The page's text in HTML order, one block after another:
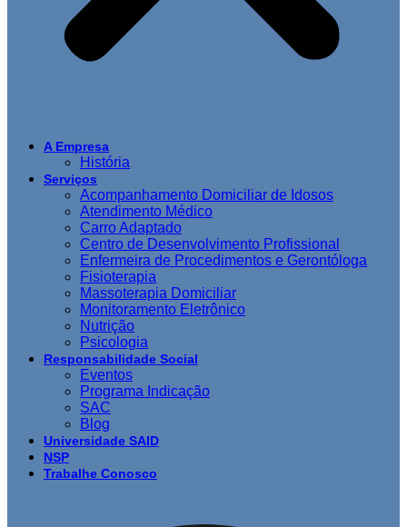
A Empresa
História
Serviços
Acompanhamento Domiciliar de Idosos
Atendimento Médico
Carro Adaptado
Centro de Desenvolvimento Profissional
Enfermeira de Procedimentos e Gerontóloga
Fisioterapia
Massoterapia Domiciliar
Monitoramento Eletrônico
Nutrição
Psicologia
Responsabilidade Social
Eventos
Programa Indicação
SAC
Blog
Universidade SAID
NSP
Trabalhe Conosco